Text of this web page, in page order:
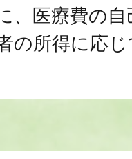
、医療費の
の所得に応